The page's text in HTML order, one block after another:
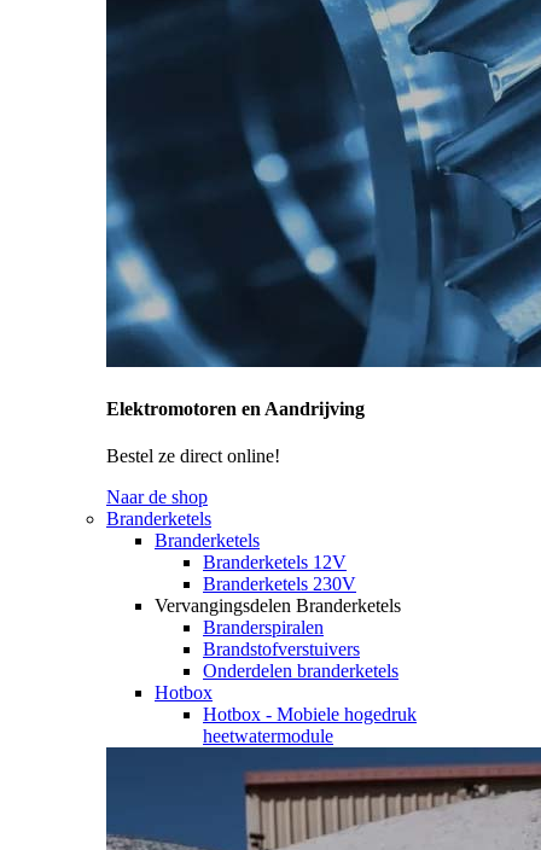
Elektromotoren en Aandrijving
Bestel ze direct online!
Naar de shop
Branderketels
Branderketels
Branderketels 12V
Branderketels 230V
Vervangingsdelen Branderketels
Branderspiralen
Brandstofverstuivers
Onderdelen branderketels
Hotbox
Hotbox - Mobiele hogedruk
heetwatermodule